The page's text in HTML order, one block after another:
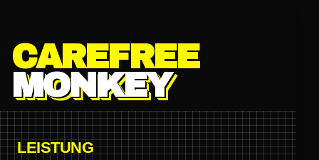
CAREFREE
MONKEY
LEISTUNG